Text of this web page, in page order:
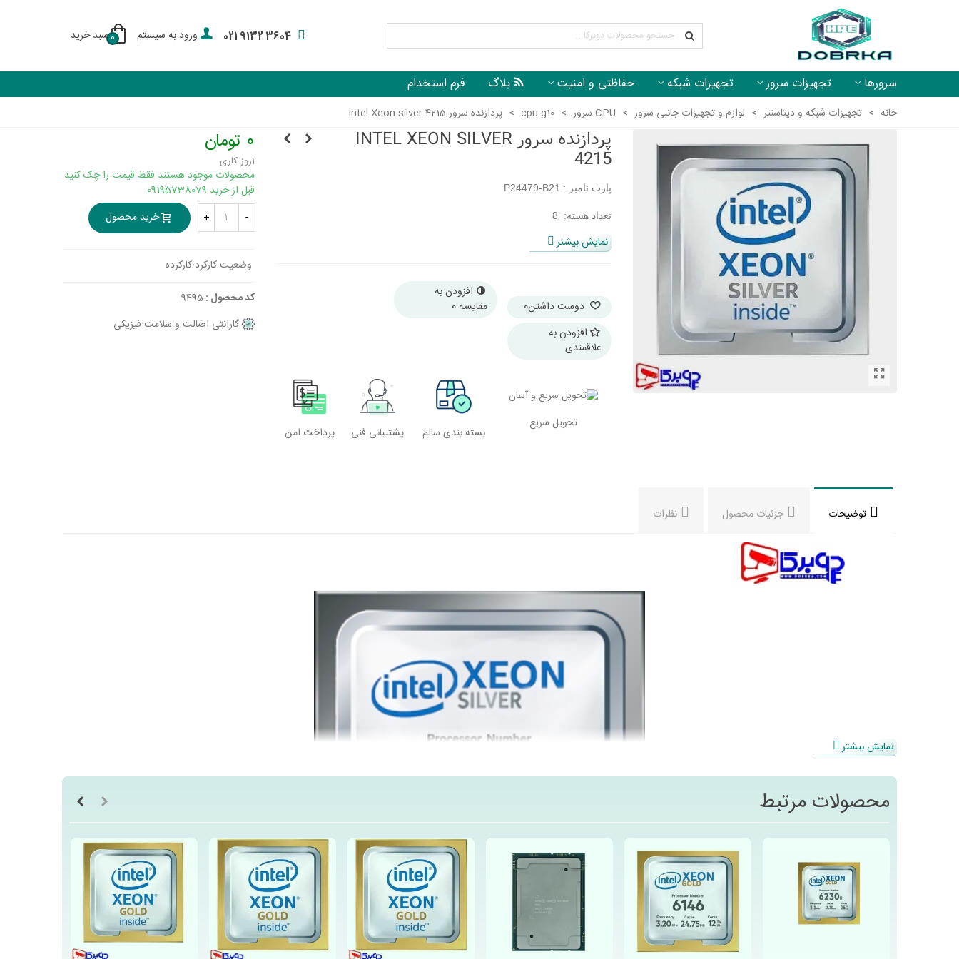
021 9132 3604 ورود به سیستم 0سبد خرید
سرورها تجهیزات سرور تجهیزات شبکه حفاظتی و امنیت بلاگ فرم استخدام
خانه > تجهیزات شبکه و دیتاسنتر > لوازم و تجهیزات جانبی سرور > CPU سرور >
cpu g10
> پردازنده سرور Intel Xeon silver 4215
پردازنده سرور INTEL XEON SILVER
4215
پارت نامبر : P24479-B21
تعداد هسته: 8
ظرفیت حافظه : 1ترابایت
سازگار با سرور : سرور های نسل 10
نمایش بیشتر
دوست داشتن0
افزودن به
مقایسه0
افزودن به
علاقمندی
تحویل سریع
بسته بندی سالم پشتیبانی فنی پرداخت امن
0 تومان
1روز کاری
محصولات موجود هستند فقط قیمت را چک کنید
قبل از خرید 09195738079
-
+ خرید محصول
وضعیت کارکرد:کارکرده
کد محصول : 9495
گارانتی اصالت و سلامت فیزیکی
توضیحات جزئیات محصول نظرات
نمایش بیشتر
محصولات مرتبط